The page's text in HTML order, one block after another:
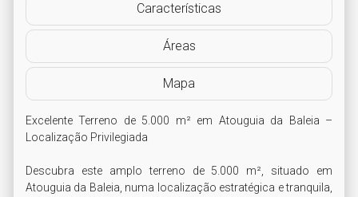
Características
Áreas
Mapa
Excelente Terreno de 5.000 m² em Atouguia da Baleia –
Localização Privilegiada
Descubra este amplo terreno de 5.000 m², situado em
Atouguia da Baleia, numa localização estratégica e tranquila,